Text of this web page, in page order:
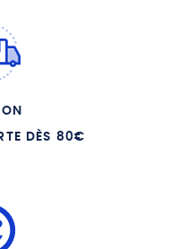
DÈS 80€